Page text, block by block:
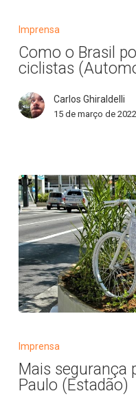
o
Brasil
pode
parar
de
matar
Imprensa
Como o Brasil
ciclistas
Carlos Ghiraldelli
15 de março de 2022
para
pedalar
em
Imprensa
Mais segurança
Paulo (Estadão)